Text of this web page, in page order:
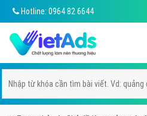
Hotline: 0964 82 6644